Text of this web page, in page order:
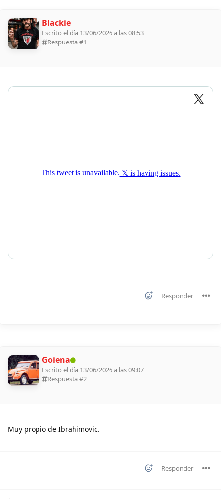
Blackie
Escrito el día 13/06/2026 a las 08:53
Respuesta #1
Responder
Goiena
Escrito el día 13/06/2026 a las 09:07
Respuesta #2
Muy propio de Ibrahimovic.
Responder